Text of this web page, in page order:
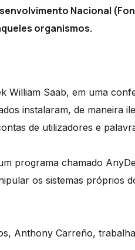
Nacional
organismos.
Saab, em uma
instalaram, de maneira
de utilizadores e
programa chamado
os sistemas próprios
Anthony Carreño,